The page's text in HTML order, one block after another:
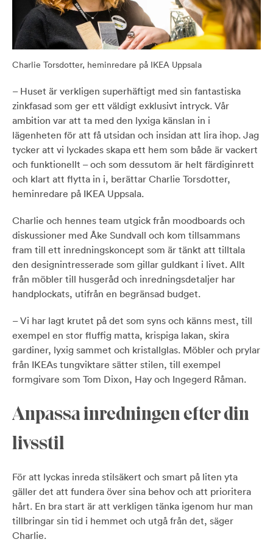
Charlie Torsdotter, heminredare på IKEA Uppsala
– Huset är verkligen superhäftigt med sin fantastiska
zinkfasad som ger ett väldigt exklusivt intryck. Vår
ambition var att ta med den lyxiga känslan in i
lägenheten för att få utsidan och insidan att lira ihop. Jag
tycker att vi lyckades skapa ett hem som både är vackert
och funktionellt – och som dessutom är helt färdiginrett
och klart att flytta in i, berättar Charlie Torsdotter,
heminredare på IKEA Uppsala.
Charlie och hennes team utgick från moodboards och
diskussioner med Åke Sundvall och kom tillsammans
fram till ett inredningskoncept som är tänkt att tilltala
den designintresserade som gillar guldkant i livet. Allt
från möbler till husgeråd och inredningsdetaljer har
handplockats, utifrån en begränsad budget.
– Vi har lagt krutet på det som syns och känns mest, till
exempel en stor fluffig matta, krispiga lakan, skira
gardiner, lyxig sammet och kristallglas. Möbler och prylar
från IKEAs tungviktare sätter stilen, till exempel
formgivare som Tom Dixon, Hay och Ingegerd Råman.
Anpassa inredningen efter din
livsstil
För att lyckas inreda stilsäkert och smart på liten yta
gäller det att fundera över sina behov och att prioritera
hårt. En bra start är att verkligen tänka igenom hur man
tillbringar sin tid i hemmet och utgå från det, säger
Charlie.